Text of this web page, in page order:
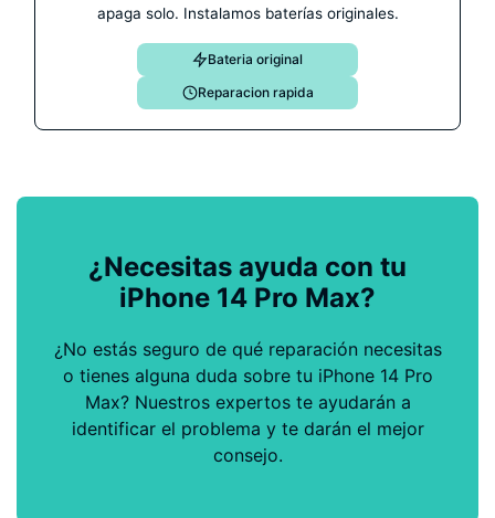
apaga solo. Instalamos baterías originales.
Bateria original
Reparacion rapida
¿Necesitas ayuda con tu
iPhone 14 Pro Max?
¿No estás seguro de qué reparación necesitas
o tienes alguna duda sobre tu iPhone 14 Pro
Max? Nuestros expertos te ayudarán a
identificar el problema y te darán el mejor
consejo.